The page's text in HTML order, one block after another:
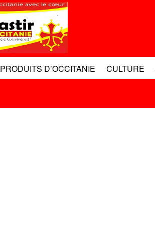
PRODUITS D’OCCITANIE CULTURE